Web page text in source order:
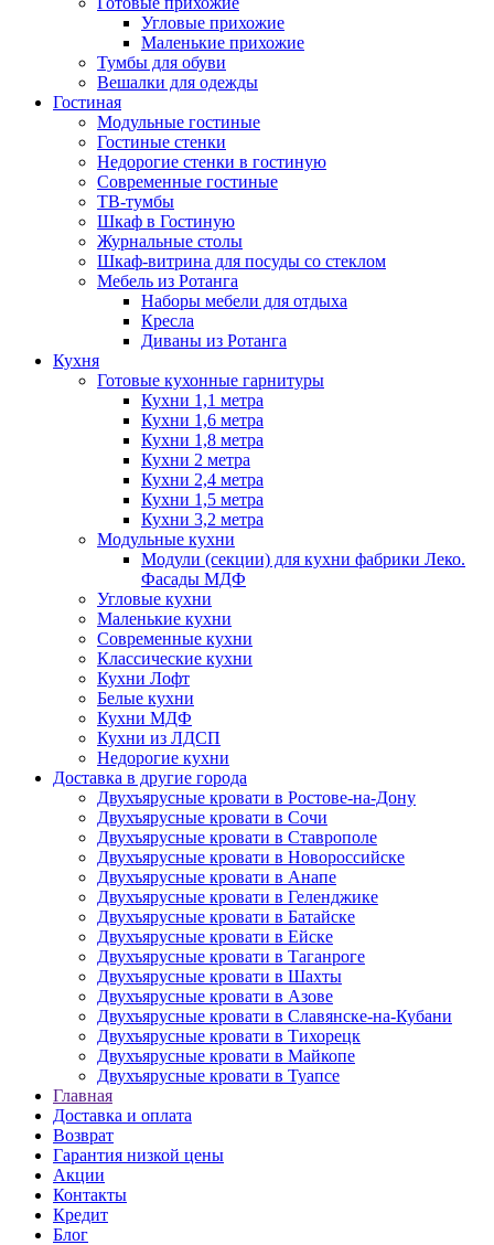
Угловые прихожие
Маленькие прихожие
Тумбы для обуви
Вешалки для одежды
Гостиная
Модульные гостиные
Гостиные стенки
Недорогие стенки в гостиную
Современные гостиные
ТВ-тумбы
Шкаф в Гостиную
Журнальные столы
Шкаф-витрина для посуды со стеклом
Мебель из Ротанга
Наборы мебели для отдыха
Кресла
Диваны из Ротанга
Кухня
Готовые кухонные гарнитуры
Кухни 1,1 метра
Кухни 1,6 метра
Кухни 1,8 метра
Кухни 2 метра
Кухни 2,4 метра
Кухни 1,5 метра
Кухни 3,2 метра
Модульные кухни
Модули (секции) для кухни фабрики Леко.
Фасады МДФ
Угловые кухни
Маленькие кухни
Современные кухни
Классические кухни
Кухни Лофт
Белые кухни
Кухни МДФ
Кухни из ЛДСП
Недорогие кухни
Доставка в другие города
Двухъярусные кровати в Ростове-на-Дону
Двухъярусные кровати в Сочи
Двухъярусные кровати в Ставрополе
Двухъярусные кровати в Новороссийске
Двухъярусные кровати в Анапе
Двухъярусные кровати в Геленджике
Двухъярусные кровати в Батайске
Двухъярусные кровати в Ейске
Двухъярусные кровати в Таганроге
Двухъярусные кровати в Шахты
Двухъярусные кровати в Азове
Двухъярусные кровати в Славянске-на-Кубани
Двухъярусные кровати в Тихорецк
Двухъярусные кровати в Майкопе
Двухъярусные кровати в Туапсе
Главная
Доставка и оплата
Возврат
Гарантия низкой цены
Акции
Контакты
Кредит
Блог